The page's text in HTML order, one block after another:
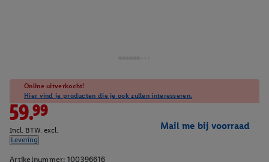
Online uitverkocht!
Hier vind je producten die je ook zullen interesseren.
59.99
Incl. BTW. excl.
Levering
Mail me bij voorraad
Artikelnummer: 100396616